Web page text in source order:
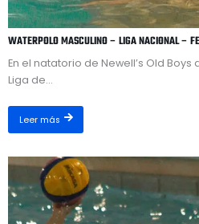
WATERPOLO MASCULINO – LIGA NACIONAL –
En el natatorio de Newell’s Old
Liga de...
Leer más